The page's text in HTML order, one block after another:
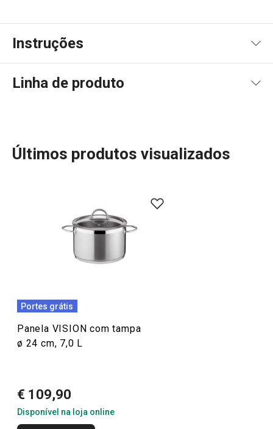
Instruções
Instruções de utilização
Linha de produto
Mais Vendidos
Cozinhar
Últimos produtos visualizados
Portes grátis
Panela VISION com tampa
ø 24 cm, 7,0 L
€ 109,90
Disponível na loja online